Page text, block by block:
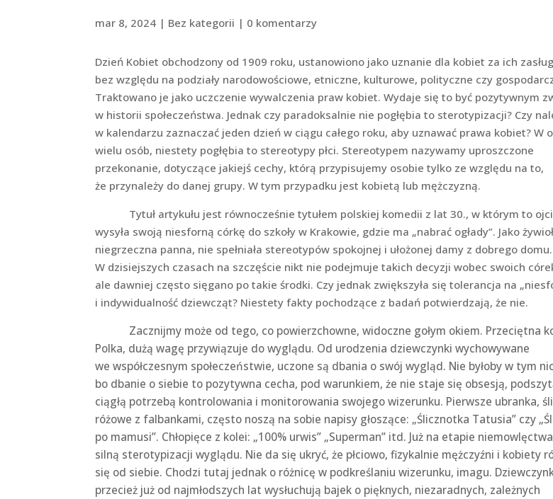
mar 8, 2024 | Bez kategorii | 0 komentarzy
Dzień Kobiet obchodzony od 1909 roku, ustanowiono jako uznanie dla kobiet za ich
bez względu na podziały narodowościowe, etniczne, kulturowe, polityczne czy
Traktowano je jako uczczenie wywalczenia praw kobiet. Wydaje się to być pozytywnym
w historii społeczeństwa. Jednak czy paradoksalnie nie pogłębia to sterotypizacji? Czy
w kalendarzu zaznaczać jeden dzień w ciągu całego roku, aby uznawać prawa kobiet? W
wielu osób, niestety pogłębia to stereotypy płci. Stereotypem nazywamy uproszczone
przekonanie, dotyczące jakiejś cechy, którą przypisujemy osobie tylko ze względu na to,
że przynależy do danej grupy. W tym przypadku jest kobietą lub mężczyzną.
Tytuł artykułu jest równocześnie tytułem polskiej komedii z lat 30., w którym to
wysyła swoją niesforną córkę do szkoły w Krakowie, gdzie ma „nabrać ogłady”. Jako
niegrzeczna panna, nie spełniała stereotypów spokojnej i ułożonej damy z dobrego domu.
W dzisiejszych czasach na szczęście nikt nie podejmuje takich decyzji wobec swoich
ale dawniej często sięgano po takie środki. Czy jednak zwiększyła się tolerancja na
i indywidualność dziewcząt? Niestety fakty pochodzące z badań potwierdzają, że nie.
Zacznijmy może od tego, co powierzchowne, widoczne gołym okiem. Przeciętna
Polka, dużą wagę przywiązuje do wyglądu. Od urodzenia dziewczynki wychowywane
we współczesnym społeczeństwie, uczone są dbania o swój wygląd. Nie byłoby w tym
bo dbanie o siebie to pozytywna cecha, pod warunkiem, że nie staje się obsesją,
ciągłą potrzebą kontrolowania i monitorowania swojego wizerunku. Pierwsze ubranka,
różowe z falbankami, często noszą na sobie napisy głoszące: „Ślicznotka Tatusia” czy
po mamusi”. Chłopięce z kolei: „100% urwis” „Superman” itd. Już na etapie
silną sterotypizacji wyglądu. Nie da się ukryć, że płciowo, fizykalnie mężczyźni i kobiety
się od siebie. Chodzi tutaj jednak o różnicę w podkreślaniu wizerunku, imagu.
przecież już od najmłodszych lat wysłuchują bajek o pięknych, niezaradnych, zależnych